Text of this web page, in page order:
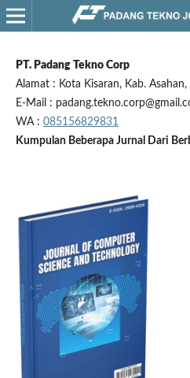
PT. Padang Tekno Corp
Alamat : Kota Kisaran, Kab.
E-Mail :
WA : 085156829831
Kumpulan Beberapa Jurnal Dari